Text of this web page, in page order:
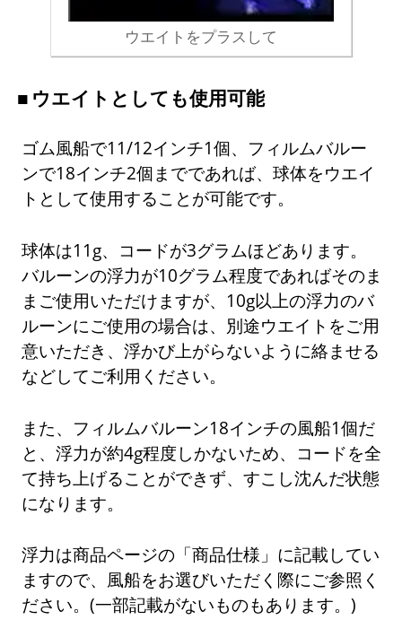
ウエイトをプラスして
ウエイトとしても使用可能
ゴム風船で11/12インチ1個、フィルムバルー
ンで18インチ2個までであれば、球体をウエイ
トとして使用することが可能です。
球体は11g、コードが3グラムほどあります。
バルーンの浮力が10グラム程度であればそのま
まご使用いただけますが、10g以上の浮力のバ
ルーンにご使用の場合は、別途ウエイトをご用
意いただき、浮かび上がらないように絡ませる
などしてご利用ください。
また、フィルムバルーン18インチの風船1個だ
と、浮力が約4g程度しかないため、コードを全
て持ち上げることができず、すこし沈んだ状態
になります。
浮力は商品ページの「商品仕様」に記載してい
ますので、風船をお選びいただく際にご参照く
ださい。(一部記載がないものもあります。)